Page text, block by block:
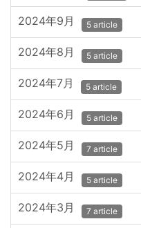
2024年9月 5 article
2024年8月 5 article
2024年7月 5 article
2024年6月 5 article
2024年5月 7 article
2024年4月 5 article
2024年3月 7 article